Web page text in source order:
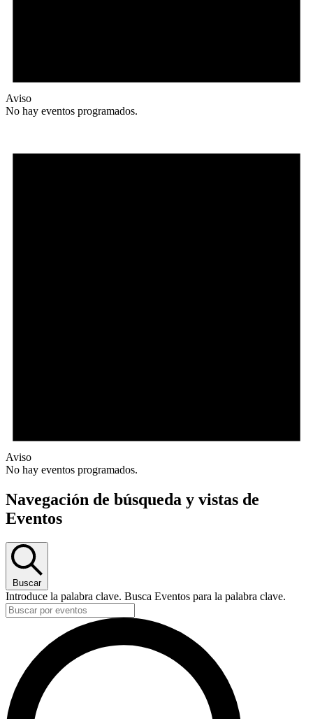
Aviso
No hay eventos programados.
Aviso
No hay eventos programados.
Navegación de búsqueda y vistas de
Eventos
Buscar
Introduce la palabra clave. Busca Eventos para la palabra clave.